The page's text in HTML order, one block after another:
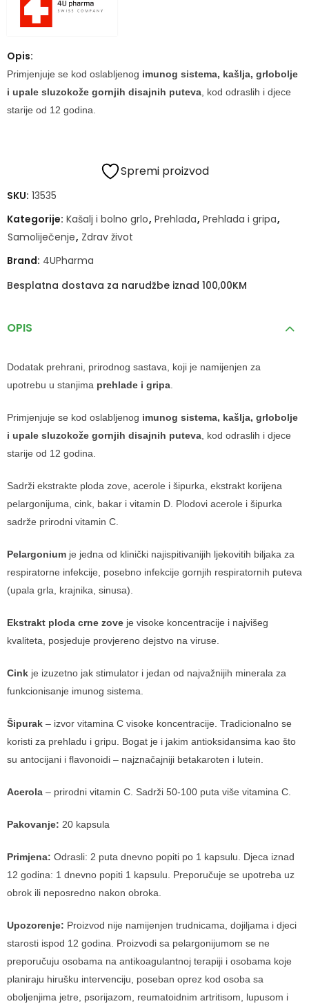
Opis:
Primjenjuje se kod oslabljenog imunog sistema, kašlja, grlobolje
i upale sluzokože gornjih disajnih puteva , kod odraslih i djece
starije od 12 godina.
Spremi proizvod
SKU: 13535
Kategorije: Kašalj i bolno grlo, Prehlada, Prehlada i gripa,
Samoliječenje, Zdrav život
Brand: 4UPharma
Besplatna dostava za narudžbe iznad 100,00KM
OPIS
Dodatak prehrani, prirodnog sastava, koji je namijenjen za
upotrebu u stanjima prehlade i gripa
Primjenjuje se kod oslabljenog imunog sistema, kašlja, grlobolje
i upale sluzokože gornjih disajnih puteva , kod odraslih i djece
starije od 12 godina.
Sadrži ekstrakte ploda zove, acerole i šipurka, ekstrakt korijena
pelargonijuma, cink, bakar i vitamin D. Plodovi acerole i šipurka
sadrže prirodni vitamin C.
Pelargonium je jedna od klinički najispitivanijih ljekovitih biljaka za
respiratorne infekcije, posebno infekcije gornjih respiratornih puteva
(upala grla, krajnika, sinusa).
Ekstrakt ploda crne zove je visoke koncentracije i najvišeg
kvaliteta, posjeduje provjereno dejstvo na viruse.
Cink je izuzetno jak stimulator i jedan od najvažnijih minerala za
funkcionisanje imunog sistema.
Šipurak – izvor vitamina C visoke koncentracije. Tradicionalno se
koristi za prehladu i gripu. Bogat je i jakim antioksidansima kao što
su antocijani i flavonoidi – najznačajniji betakaroten i lutein.
Acerola – prirodni vitamin C. Sadrži 50-100 puta više vitamina C.
Pakovanje: 20 kapsula
Primjena: Odrasli: 2 puta dnevno popiti po 1 kapsulu. Djeca iznad
12 godina: 1 dnevno popiti 1 kapsulu. Preporučuje se upotreba uz
obrok ili neposredno nakon obroka.
Upozorenje: Proizvod nije namijenjen trudnicama, dojiljama i djeci
starosti ispod 12 godina. Proizvodi sa pelargonijumom se ne
preporučuju osobama na antikoagulantnoj terapiji i osobama koje
planiraju hirušku intervenciju, poseban oprez kod osoba sa
oboljenjima jetre, psorijazom, reumatoidnim artritisom, lupusom i